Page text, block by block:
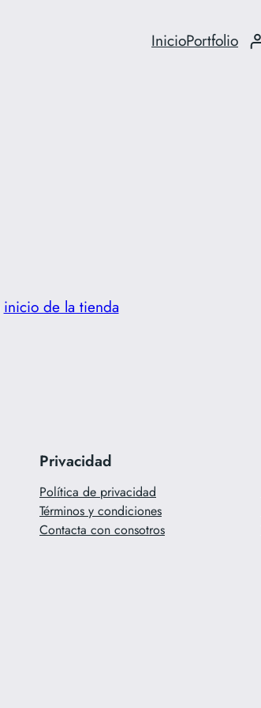
InicioPortfolio
inicio de la tienda
Privacidad
Política de privacidad
Términos y condiciones
Contacta con consotros